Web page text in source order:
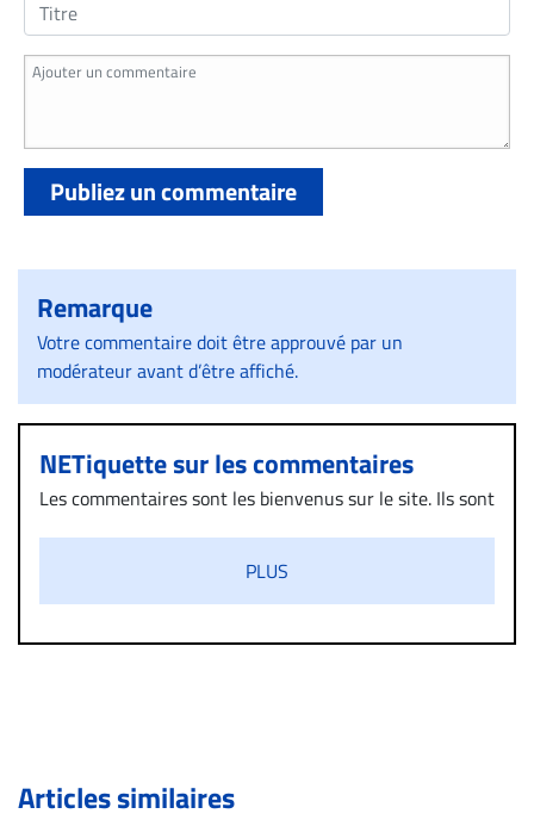
Publiez un commentaire
Remarque
Votre commentaire doit être approuvé par un
modérateur avant d’être affiché.
NETiquette sur les commentaires
Les commentaires sont les bienvenus sur le site. Ils sont
diffamatoire. Si malgré cette politique de modération,
un commentaire publié sur le site vous dérange, prenez
immédiatement contact par courriel (info@droit-
de validation, un droit de réponse.
PLUS
Articles similaires